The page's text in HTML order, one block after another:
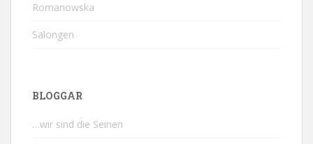
Romanowska
Salongen
BLOGGAR
…wir sind die Seinen